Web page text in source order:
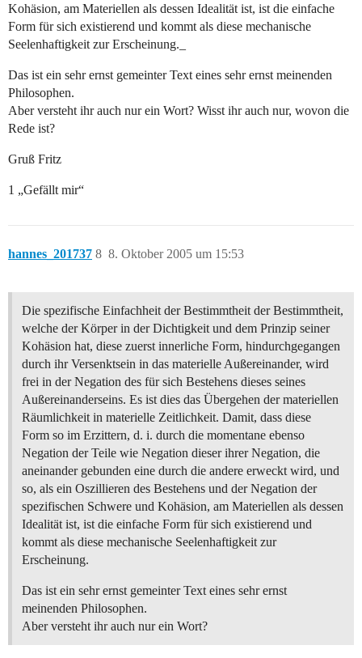
Kohäsion, am Materiellen als dessen Idealität ist, ist die einfache
Form für sich existierend und kommt als diese mechanische
Seelenhaftigkeit zur Erscheinung._
Das ist ein sehr ernst gemeinter Text eines sehr ernst meinenden
Philosophen.
Aber versteht ihr auch nur ein Wort? Wisst ihr auch nur, wovon die
Rede ist?
Gruß Fritz
1 „Gefällt mir“
hannes_201737 8. Oktober 2005 um 15:53
8
Die spezifische Einfachheit der Bestimmtheit der Bestimmtheit,
welche der Körper in der Dichtigkeit und dem Prinzip seiner
Kohäsion hat, diese zuerst innerliche Form, hindurchgegangen
durch ihr Versenktsein in das materielle Außereinander, wird
frei in der Negation des für sich Bestehens dieses seines
Außereinanderseins. Es ist dies das Übergehen der materiellen
Räumlichkeit in materielle Zeitlichkeit. Damit, dass diese
Form so im Erzittern, d. i. durch die momentane ebenso
Negation der Teile wie Negation dieser ihrer Negation, die
aneinander gebunden eine durch die andere erweckt wird, und
so, als ein Oszillieren des Bestehens und der Negation der
spezifischen Schwere und Kohäsion, am Materiellen als dessen
Idealität ist, ist die einfache Form für sich existierend und
kommt als diese mechanische Seelenhaftigkeit zur
Erscheinung.
Das ist ein sehr ernst gemeinter Text eines sehr ernst
meinenden Philosophen.
Aber versteht ihr auch nur ein Wort?